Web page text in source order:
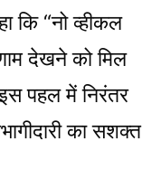
कि “नो व्हीकल
देखने को मिल
पहल में निरंतर
का सशक्त